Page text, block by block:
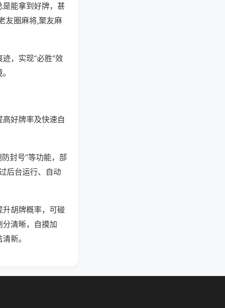
能拿到好牌，甚
友圈麻将,聚友麻
，实现“必胜”效
好牌率及快速自
封号”等功能，部
后台运行、自动
胡牌概率，可碰
清晰，自摸加
新。